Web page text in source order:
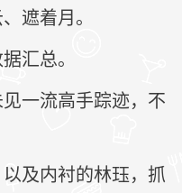
遮着月。
汇总。
一流高手踪迹，不
及内衬的林珏，抓